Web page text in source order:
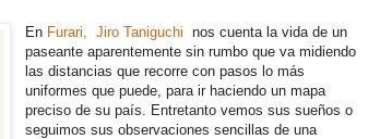
En Furari, Jiro Taniguchi nos cuenta la vida de un
paseante aparentemente sin rumbo que va midiendo
las distancias que recorre con pasos lo más
uniformes que puede, para ir haciendo un mapa
preciso de su país. Entretanto vemos sus sueños o
seguimos sus observaciones sencillas de una